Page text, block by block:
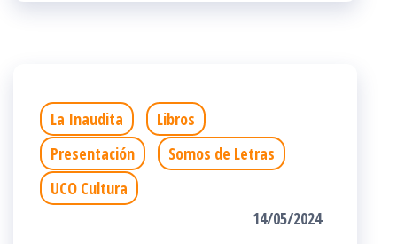
La Inaudita
Libros
Presentación
Somos de Letras
UCO Cultura
14/05/2024